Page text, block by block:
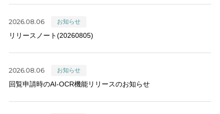
2026.08.06 お知らせ
リリースノート(20260805)
2026.08.06 お知らせ
回覧申請時のAI-OCR機能リリースのお知らせ